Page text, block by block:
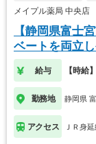
メイプル薬局 中央店
【静岡県富士
ベートを両立
給与 【時給
勤務地 静岡県
アクセス ＪＲ身